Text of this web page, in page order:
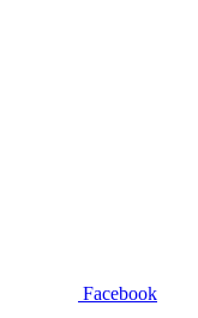
Facebook